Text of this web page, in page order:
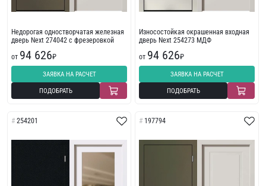
Недорогая одностворчатая железная
дверь Next 274042 с фрезеровкой
от 94 626₽
ЗАЯВКА НА РАСЧЕТ
ПОДОБРАТЬ
Износостойкая окрашенная входная
дверь Next 254273 МДФ
от 94 626₽
ЗАЯВКА НА РАСЧЕТ
ПОДОБРАТЬ
254201 197794